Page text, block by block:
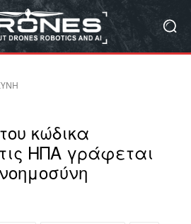
κώδικα
ΗΠΑ γράφεται